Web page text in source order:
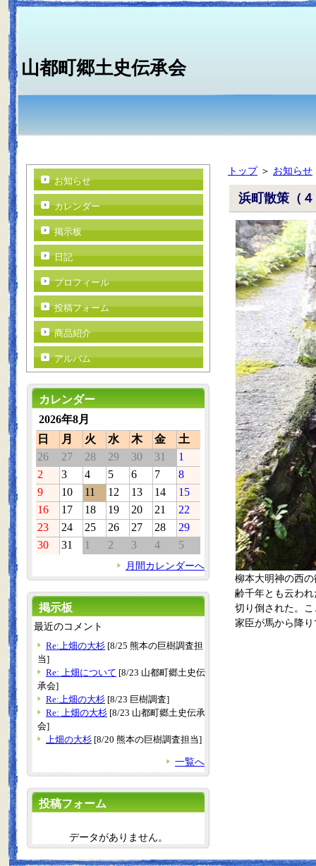
山都町郷土史伝承会
トップ＞ お知らせ
浜町散策（
柳本大明神の西
齢千年とも云わ
切り倒された。
家臣が馬から降
お知らせ
カレンダー
掲示板
日記
プロフィール
投稿フォーム
商品紹介
アルバム
カレンダー
2026年8月
日
月 火 水 木 金
土
26
27 28 29 30 31
1
2
3 4 5 6 7
8
9
10 11 12 13 14
15
16
17 18 19 20 21
22
23
24 25 26 27 28
29
30
31 1 2 3 4 5
月間カレンダーへ
掲示板
最近のコメント
Re:上畑の大杉 [8/25 熊本の巨樹調査担
当]
Re: 上畑について [8/23 山都町郷土史伝
承会]
Re:上畑の大杉 [8/23 巨樹調査]
Re: 上畑の大杉 [8/23 山都町郷土史伝承
会]
上畑の大杉 [8/20 熊本の巨樹調査担当]
一覧へ
投稿フォーム
データがありません。